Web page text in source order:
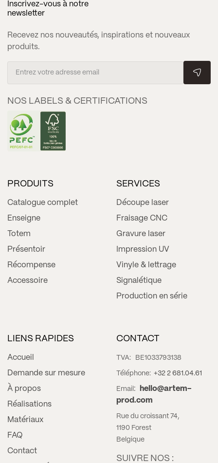
Inscrivez-vous à notre
newsletter
Recevez nos nouveautés, inspirations et nouveaux
produits.
NOS LABELS & CERTIFICATIONS
PRODUITS
Catalogue complet
Enseigne
Totem
Présentoir
Récompense
Accessoire
SERVICES
Découpe laser
Fraisage CNC
Gravure laser
Impression UV
Vinyle & lettrage
Signalétique
Production en série
LIENS RAPIDES
Accueil
Demande sur mesure
À propos
Réalisations
Matériaux
FAQ
Contact
CONTACT
TVA: BE1033793138
Téléphone: +32 2 681.04.61
Email :
hello@artem-
prod.com
Rue du croissant 74,
1190 Forest
Belgique
SUIVRE NOS :